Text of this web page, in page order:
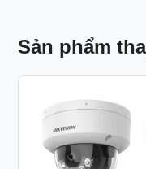
Sản phẩm